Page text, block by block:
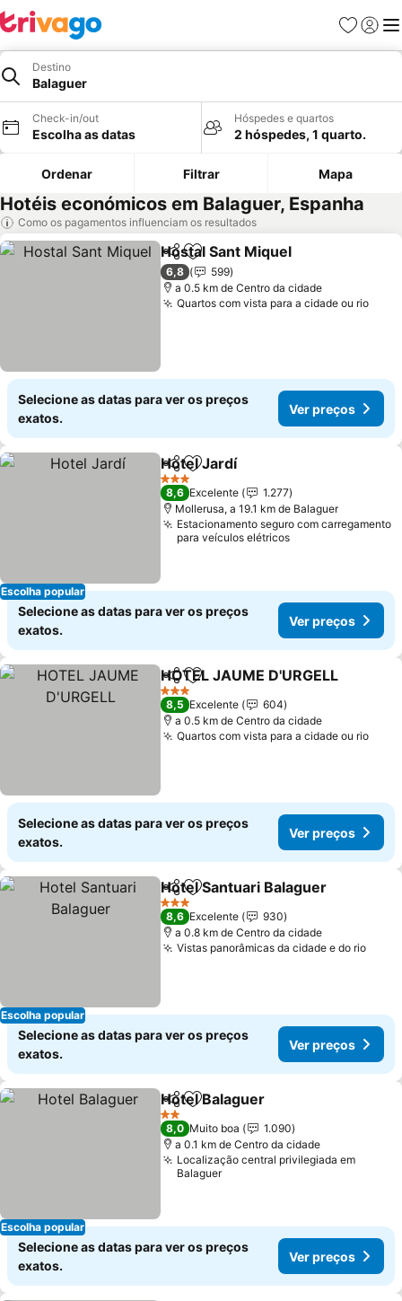
Favoritos
Iniciar
Destino
Balaguer
Check-in/out
Escolha as datas
Hóspedes e quartos
2 hóspedes, 1 quarto.
Ordenar Filtrar Mapa
Hotéis económicos em Balaguer, Espanha
Como os pagamentos influenciam os resultados
PartilharAdicionar aos favoritos
Hostal Sant Miquel
6,8
599
a 0.5 km de Centro da cidade
Quartos com vista para a cidade ou rioVer
Selecione as datas para ver os preços
exatos.
Ver preços
Escolha popular
PartilharAdicionar aos favoritos
Hotel Jardí
3 Estrelas
8,6 Excelente
1.277
Mollerusa, a 19.1 km de Balaguer
Estacionamento seguro com carregamento
para veículos elétricos
Selecione as datas para ver os preços
exatos.
Ver preços
PartilharAdicionar aos favoritos
HOTEL JAUME D'URGELL
3 Estrelas
8,5 Excelente
604
a 0.5 km de Centro da cidade
Quartos com vista para a cidade ou rioVer
Selecione as datas para ver os preços
exatos.
Ver preços
Escolha popular
PartilharAdicionar aos favoritos
Hotel Santuari Balaguer
3 Estrelas
8,6 Excelente
930
a 0.8 km de Centro da cidade
Vistas panorâmicas da cidade e do rioVer
Selecione as datas para ver os preços
exatos.
Ver preços
Escolha popular
PartilharAdicionar aos favoritos
Hotel Balaguer
2 Estrelas
8,0 Muito boa
1.090
a 0.1 km de Centro da cidade
Localização central privilegiada em
Balaguer
Selecione as datas para ver os preços
exatos.
Ver preços